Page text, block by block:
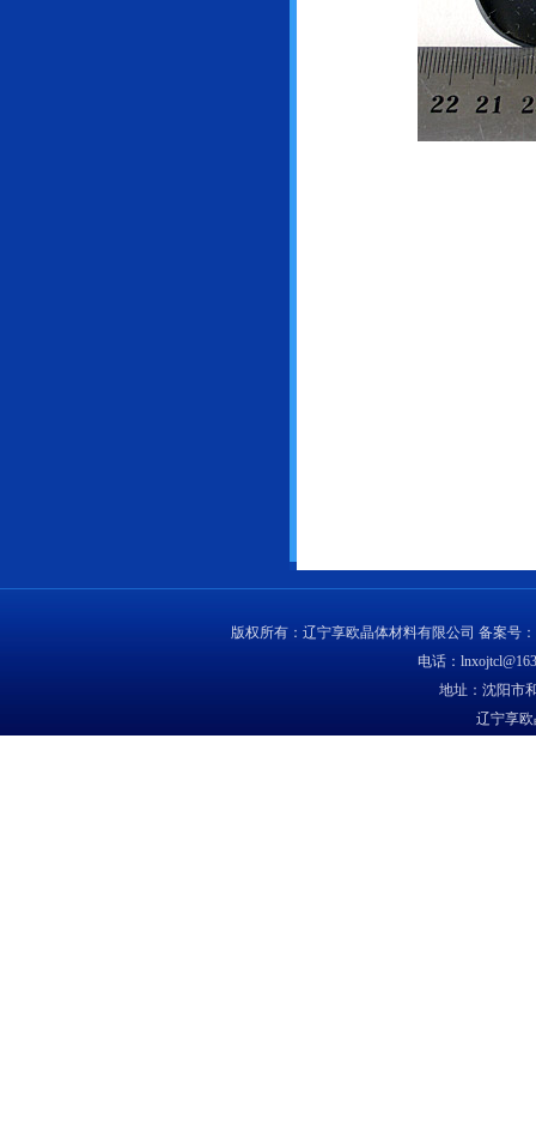
版权所有：辽宁享欧晶体材料有限公司 备案号：
电话：
地址：沈阳市
辽宁享